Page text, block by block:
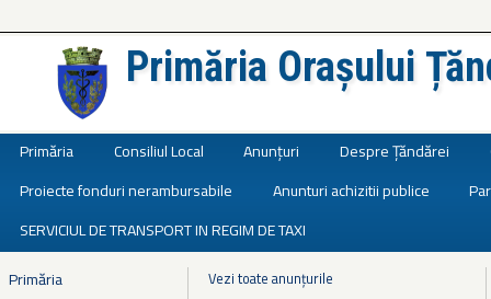
Primăria Orașului
Primăria Consiliul Local Anunțuri Despre Țăndărei
Proiecte fonduri nerambursabile
Anunturi achizitii publice
SERVICIUL DE TRANSPORT IN REGIM DE TAXI
Primăria
Vezi toate anunțurile